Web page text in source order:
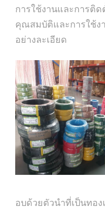
การใช้งานและการติ
คุณสมบัติและการใช้ง
อย่างละเอียด
อบด้วยตัวนำที่เป็นทอง